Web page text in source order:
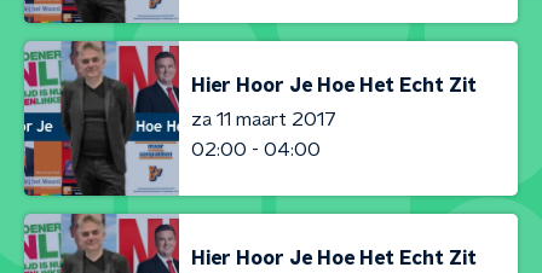
Hier Hoor Je Hoe Het Echt Zit
za 11 maart 2017
02:00 - 04:00
Hier Hoor Je Hoe Het Echt Zit